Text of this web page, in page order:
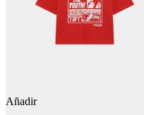
Añadir